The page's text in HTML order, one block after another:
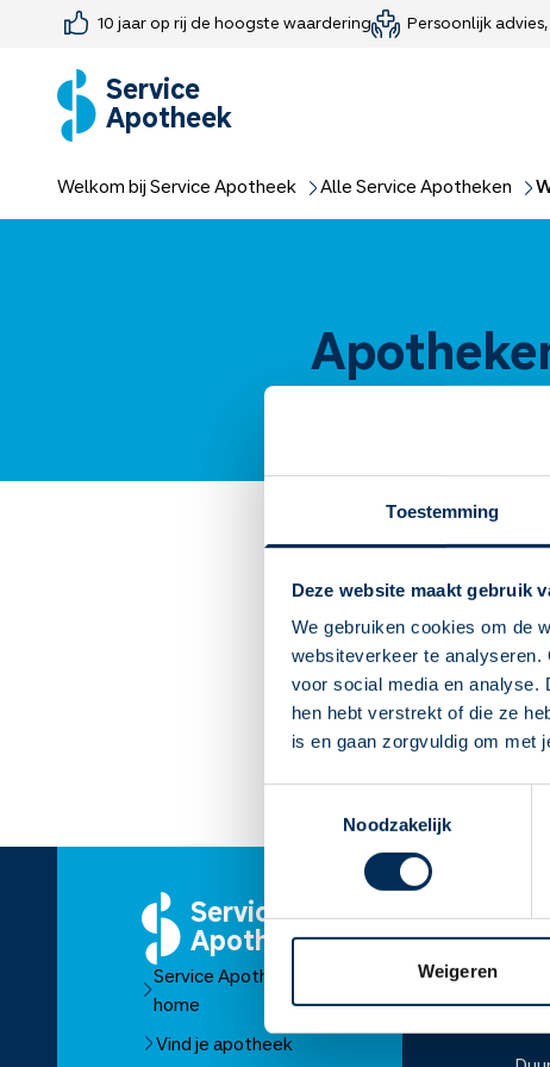
Toestemming
Deze website maakt gebruik
We gebruiken cookies om de
websiteverkeer te analyseren.
voor social media en analyse.
hen hebt verstrekt of die ze
is en gaan zorgvuldig om met
Noodzakelijk
Weigeren
10 jaar op rij de hoogste waardering Persoonlijk
Service
Apotheek
Farmaceutisch consult
Medicijn-APK
Jouw
Medicijnen
Welkom bij Service Apotheek Alle Service Apotheken
Service
Apotheek
Service Apotheek
home
Vind je apotheek